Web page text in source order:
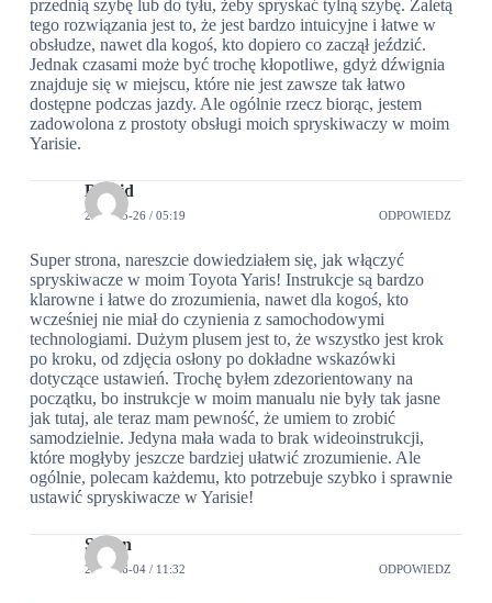
przednią szybę lub do tyłu, żeby spryskać tylną szybę. Zaletą
tego rozwiązania jest to, że jest bardzo intuicyjne i łatwe w
obsłudze, nawet dla kogoś, kto dopiero co zaczął jeździć.
Jednak czasami może być trochę kłopotliwe, gdyż dźwignia
znajduje się w miejscu, które nie jest zawsze tak łatwo
dostępne podczas jazdy. Ale ogólnie rzecz biorąc, jestem
zadowolona z prostoty obsługi moich spryskiwaczy w moim
Yarisie.
Dawid
2024-05-26 / 05:19 ODPOWIEDZ
Super strona, nareszcie dowiedziałem się, jak włączyć
spryskiwacze w moim Toyota Yaris! Instrukcje są bardzo
klarowne i łatwe do zrozumienia, nawet dla kogoś, kto
wcześniej nie miał do czynienia z samochodowymi
technologiami. Dużym plusem jest to, że wszystko jest krok
po kroku, od zdjęcia osłony po dokładne wskazówki
dotyczące ustawień. Trochę byłem zdezorientowany na
początku, bo instrukcje w moim manualu nie były tak jasne
jak tutaj, ale teraz mam pewność, że umiem to zrobić
samodzielnie. Jedyna mała wada to brak wideoinstrukcji,
które mogłyby jeszcze bardziej ułatwić zrozumienie. Ale
ogólnie, polecam każdemu, kto potrzebuje szybko i sprawnie
ustawić spryskiwacze w Yarisie!
Stefan
2024-06-04 / 11:32 ODPOWIEDZ